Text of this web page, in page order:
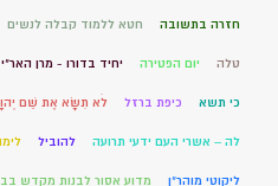
חזרה בתשובה חטא ללמוד קבלה לנשים
טלה יום הפטירה יחיד בדורו - מרן
כי תשא כיפת ברזל לֹא תִשָּׂא אֶת שֵׁם
לה – אשרי העם ידעי תרועה להוביל
ליקוטי מוהר"ן מדוע אסור לבנות מקדש